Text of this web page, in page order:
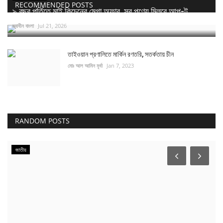
RECOMMENDED POSTS
৯ বছর পূর্তিতে মাই কিচেনের মেগা অফার, সব পণ্যে মিলবে আপ-টু...
স্বাধীন বাংলা Jul 21, 2026
তাইওয়ান প্রণালিতে মার্কিন রণতরি, সতর্কতায় চীন
মোঃ আল আমিন মৃর্ধা Jan 7, 2023
RANDOM POSTS
জাতীয়